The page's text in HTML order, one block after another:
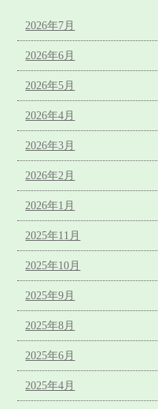
2026年7月
2026年6月
2026年5月
2026年4月
2026年3月
2026年2月
2026年1月
2025年11月
2025年10月
2025年9月
2025年8月
2025年6月
2025年4月